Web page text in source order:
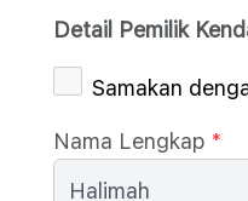
Detail Pemilik
Samakan
Nama Lengkap *